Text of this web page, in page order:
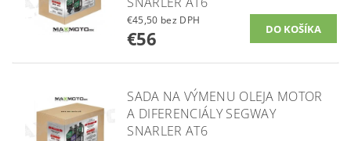
€45,50 bez DPH
€56
SADA NA VÝMENU OLEJA MOTOR
A DIFERENCIÁLY SEGWAY
SNARLER AT6